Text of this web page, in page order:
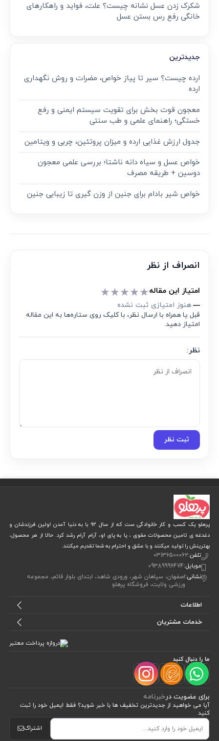
شکرک زدن عسل نشانه چیست؟ علت، فواید و راهکارهای
خانگی رفع رس بستن عسل
جدیدترین
ارده چیست؟ سیر تا پیاز خواص، مضرات و روش نگهداری
ارده
معجون قوت‌ بخش برای تقویت سیستم ایمنی و رفع
خستگی؛ راهنمای علمی و طب سنتی
جدول ارزش غذایی ارده و میزان پروتئین، چربی و ویتامین
خواص عسل و سیاه دانه ناشتا؛ بررسی علمی معجون
دوسین + طریقه مصرف
خواص شیر بادام برای جنین از وزن گیری تا زیبایی جنین
انصراف از نظر
امتیاز این مقاله★
★
★
★
★
— هنوز امتیازی ثبت نشده
قبل یا همراه با ارسال نظر، با کلیک روی ستاره‌ها به این مقاله
امتیاز دهید.
نظر:
ثبت نظر
پرهلو یک کسب و کار خانوادگی ست که از سال 92 با به دنیا آمدن اولین فرزندشان و
دغدغه ی تامین محصولات مقوی ، پا به پای او، آرام آرام رشد کرد. حالا از هر محصول،
بهترینش را تولید میکنند و با عشق و احترام به شما تقدیم میکنند.
تلفن:03136500062
موبایل:09389996474
نشانی:اصفهان، سپاهان شهر، ورودی شاهد، ابتدای بلوار قائم، مجموعه
ورزشی ولایت، فروشگاه پرهلو
اطلاعات
خدمات مشتریان
ما را دنبال کنید
برای عضویت درخبرنامه
آیا می خواهید از جدید‌ترین تخفیف‌ ها با‌ خبر شوید؟ فقط ایمیل خود را ثبت
کنید
اشتراک